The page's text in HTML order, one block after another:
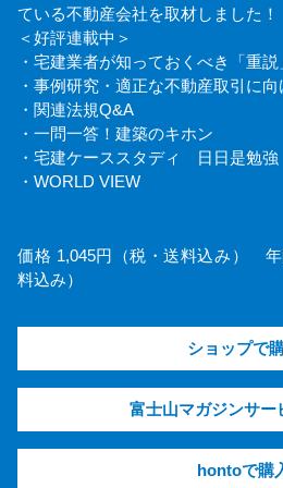
ている不動産会社を取材しました！
＜好評連載中＞
・宅建業者が知っておくべき「重
・事例研究・適正な不動産取引に向
・関連法規Q&A
・一問一答！建築のキホン
・宅建ケーススタディ 日日是勉強
・WORLD VIEW
価格 1,045円（税・送料込み） 年
料込み）
ショップで
富士山マガジンサー
hontoで購